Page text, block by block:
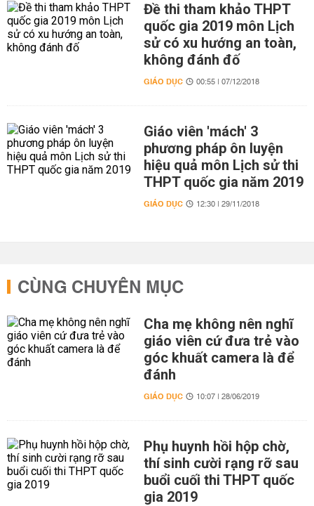
Đề thi tham khảo THPT
quốc gia 2019 môn Lịch
sử có xu hướng an toàn,
không đánh đố
GIÁO DỤC 00:55 | 07/12/2018
Giáo viên 'mách' 3
phương pháp ôn luyện
hiệu quả môn Lịch sử thi
THPT quốc gia năm 2019
GIÁO DỤC 12:30 | 29/11/2018
CÙNG CHUYÊN MỤC
Cha mẹ không nên nghĩ
giáo viên cứ đưa trẻ vào
góc khuất camera là để
đánh
GIÁO DỤC 10:07 | 28/06/2019
Phụ huynh hồi hộp chờ,
thí sinh cười rạng rỡ sau
buổi cuối thi THPT quốc
gia 2019